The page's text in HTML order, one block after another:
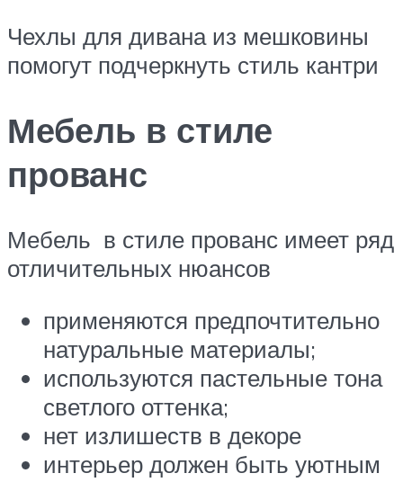
Чехлы для дивана из мешковины
помогут подчеркнуть стиль кантри
Мебель в стиле
прованс
Мебель в стиле прованс имеет ряд
отличительных нюансов
применяются предпочтительно
натуральные материалы;
используются пастельные тона
светлого оттенка;
нет излишеств в декоре
интерьер должен быть уютным